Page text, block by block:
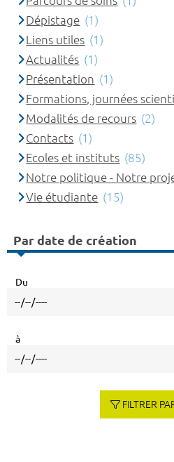
Dépistage (1)
Liens utiles (1)
Actualités (1)
Présentation (1)
Formations, journées
Modalités de recours (2)
Contacts (1)
Ecoles et instituts (85)
Notre politique - Notre
Vie étudiante (15)
Par date de création
Du
à
FILTRER